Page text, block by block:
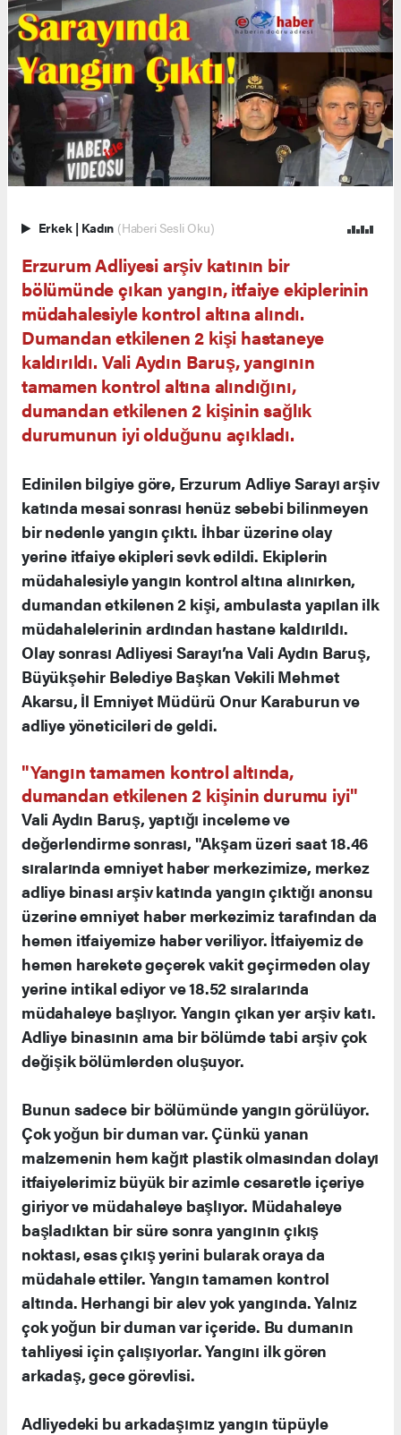
Erkek | Kadın (Haberi Sesli Oku)
Erzurum Adliyesi arşiv katının bir
bölümünde çıkan yangın, itfaiye ekiplerinin
müdahalesiyle kontrol altına alındı.
Dumandan etkilenen 2 kişi hastaneye
kaldırıldı. Vali Aydın Baruş, yangının
tamamen kontrol altına alındığını,
dumandan etkilenen 2 kişinin sağlık
durumunun iyi olduğunu açıkladı.
Edinilen bilgiye göre, Erzurum Adliye Sarayı arşiv
katında mesai sonrası henüz sebebi bilinmeyen
bir nedenle yangın çıktı. İhbar üzerine olay
yerine itfaiye ekipleri sevk edildi. Ekiplerin
müdahalesiyle yangın kontrol altına alınırken,
dumandan etkilenen 2 kişi, ambulasta yapılan ilk
müdahalelerinin ardından hastane kaldırıldı.
Olay sonrası Adliyesi Sarayı’na Vali Aydın Baruş,
Büyükşehir Belediye Başkan Vekili Mehmet
Akarsu, İl Emniyet Müdürü Onur Karaburun ve
adliye yöneticileri de geldi.
"Yangın tamamen kontrol altında,
dumandan etkilenen 2 kişinin durumu iyi"
Vali Aydın Baruş, yaptığı inceleme ve
değerlendirme sonrası, "Akşam üzeri saat 18.46
sıralarında emniyet haber merkezimize, merkez
adliye binası arşiv katında yangın çıktığı anonsu
üzerine emniyet haber merkezimiz tarafından da
hemen itfaiyemize haber veriliyor. İtfaiyemiz de
hemen harekete geçerek vakit geçirmeden olay
yerine intikal ediyor ve 18.52 sıralarında
müdahaleye başlıyor. Yangın çıkan yer arşiv katı.
Adliye binasının ama bir bölümde tabi arşiv çok
değişik bölümlerden oluşuyor.
Bunun sadece bir bölümünde yangın görülüyor.
Çok yoğun bir duman var. Çünkü yanan
malzemenin hem kağıt plastik olmasından dolayı
itfaiyelerimiz büyük bir azimle cesaretle içeriye
giriyor ve müdahaleye başlıyor. Müdahaleye
başladıktan bir süre sonra yangının çıkış
noktası, esas çıkış yerini bularak oraya da
müdahale ettiler. Yangın tamamen kontrol
altında. Herhangi bir alev yok yangında. Yalnız
çok yoğun bir duman var içeride. Bu dumanın
tahliyesi için çalışıyorlar. Yangını ilk gören
arkadaş, gece görevlisi.
Adliyedeki bu arkadaşımız yangın tüpüyle